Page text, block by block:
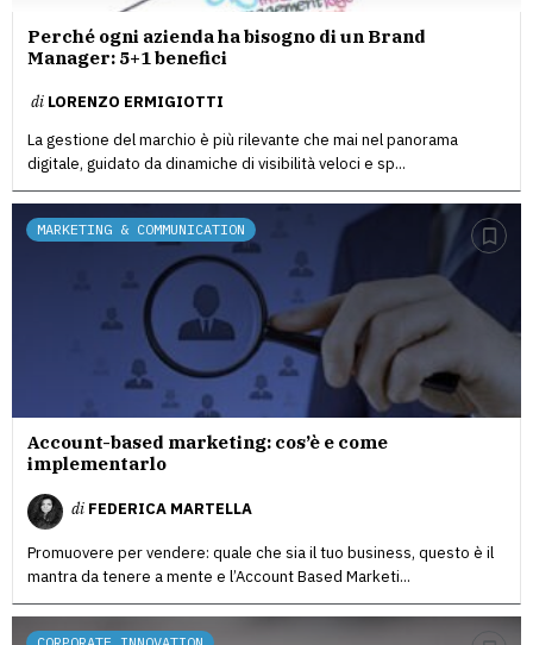
Perché ogni azienda ha bisogno di un Brand
Manager: 5+1 benefici
di LORENZO ERMIGIOTTI
La gestione del marchio è più rilevante che mai nel panorama
digitale, guidato da dinamiche di visibilità veloci e sp...
MARKETING & COMMUNICATION
Account-based marketing: cos’è e come
implementarlo
di FEDERICA MARTELLA
Promuovere per vendere: quale che sia il tuo business, questo è il
mantra da tenere a mente e l’Account Based Marketi...